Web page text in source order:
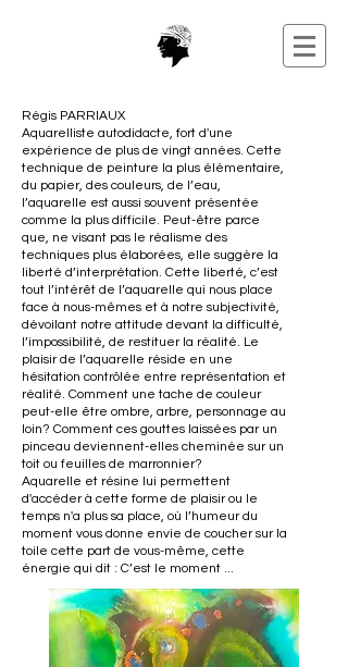
Régis PARRIAUX
Aquarelliste autodidacte, fort d'une
expérience de plus de vingt années. Cette
technique de peinture la plus élémentaire,
du papier, des couleurs, de l’eau,
l’aquarelle est aussi souvent présentée
comme la plus difficile. Peut-être parce
que, ne visant pas le réalisme des
techniques plus élaborées, elle suggère la
liberté d’interprétation. Cette liberté, c’est
tout l’intérêt de l’aquarelle qui nous place
face à nous-mêmes et à notre subjectivité,
dévoilant notre attitude devant la difficulté,
l’impossibilité, de restituer la réalité. Le
plaisir de l’aquarelle réside en une
hésitation contrôlée entre représentation et
réalité. Comment une tache de couleur
peut-elle être ombre, arbre, personnage au
loin? Comment ces gouttes laissées par un
pinceau deviennent-elles cheminée sur un
toit ou feuilles de marronnier?
Aquarelle et résine lui permettent
d'accéder à cette forme de plaisir ou le
temps n'a plus sa place, où l’humeur du
moment vous donne envie de coucher sur la
toile cette part de vous-même, cette
énergie qui dit : C’est le moment ...